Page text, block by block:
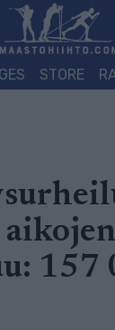
STORE
157